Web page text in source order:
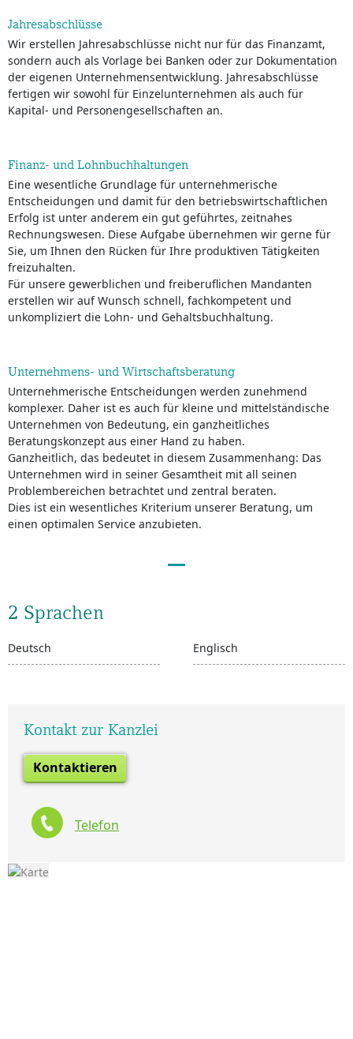
Jahresabschlüsse
Wir erstellen Jahresabschlüsse nicht nur für das Finanzamt,
sondern auch als Vorlage bei Banken oder zur Dokumentation
der eigenen Unternehmensentwicklung. Jahresabschlüsse
fertigen wir sowohl für Einzelunternehmen als auch für
Kapital- und Personengesellschaften an.
Finanz- und Lohnbuchhaltungen
Eine wesentliche Grundlage für unternehmerische
Entscheidungen und damit für den betriebswirtschaftlichen
Erfolg ist unter anderem ein gut geführtes, zeitnahes
Rechnungswesen. Diese Aufgabe übernehmen wir gerne für
Sie, um Ihnen den Rücken für Ihre produktiven Tätigkeiten
freizuhalten.
Für unsere gewerblichen und freiberuflichen Mandanten
erstellen wir auf Wunsch schnell, fachkompetent und
unkompliziert die Lohn- und Gehaltsbuchhaltung.
Unternehmens- und Wirtschaftsberatung
Unternehmerische Entscheidungen werden zunehmend
komplexer. Daher ist es auch für kleine und mittelständische
Unternehmen von Bedeutung, ein ganzheitliches
Beratungskonzept aus einer Hand zu haben.
Ganzheitlich, das bedeutet in diesem Zusammenhang: Das
Unternehmen wird in seiner Gesamtheit mit all seinen
Problembereichen betrachtet und zentral beraten.
Dies ist ein wesentliches Kriterium unserer Beratung, um
einen optimalen Service anzubieten.
2 Sprachen
Deutsch Englisch
Kontakt zur Kanzlei
Kontaktieren
Telefon